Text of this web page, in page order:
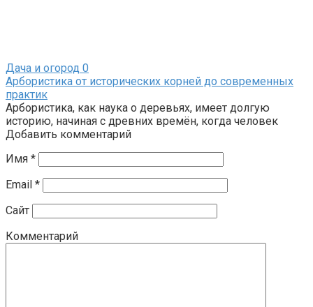
Дача и огород 0
Арбористика от исторических корней до современных
практик
Арбористика, как наука о деревьях, имеет долгую
историю, начиная с древних времён, когда человек
Добавить комментарий
Имя *
Email *
Сайт
Комментарий